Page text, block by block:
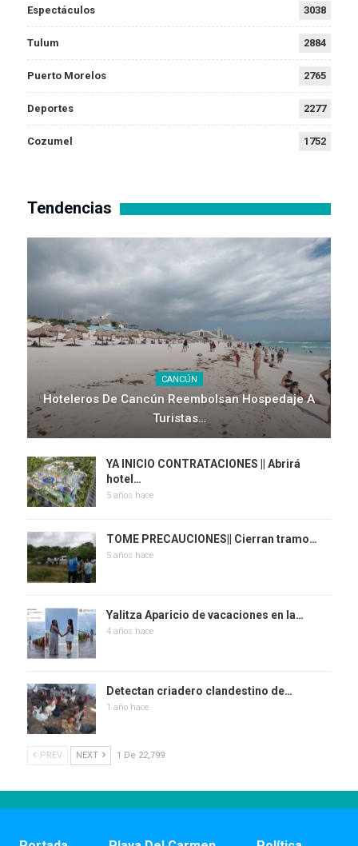
Espectáculos 3038
Tulum 2884
Puerto Morelos 2765
Deportes 2277
Cozumel 1752
Tendencias
CANCÚN
Hoteleros De Cancún Reembolsan Hospedaje A
Turistas…
YA INICIO CONTRATACIONES || Abrirá
hotel…
5 años hace
TOME PRECAUCIONES|| Cierran tramo…
5 años hace
Yalitza Aparicio de vacaciones en la…
4 años hace
Detectan criadero clandestino de…
1 año hace
PREV NEXT 1 De 22,799